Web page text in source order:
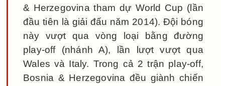
& Herzegovina tham dự World Cup (lần
đầu tiên là giải đấu năm 2014). Đội bóng
này vượt qua vòng loại bằng đường
play-off (nhánh A), lần lượt vượt qua
Wales và Italy. Trong cả 2 trận play-off,
Bosnia & Herzegovina đều giành chiến